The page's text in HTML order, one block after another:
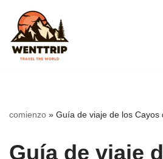
Saltar
al
contenido
comienzo » Guía de viaje de los Cayos
Guía de viaje